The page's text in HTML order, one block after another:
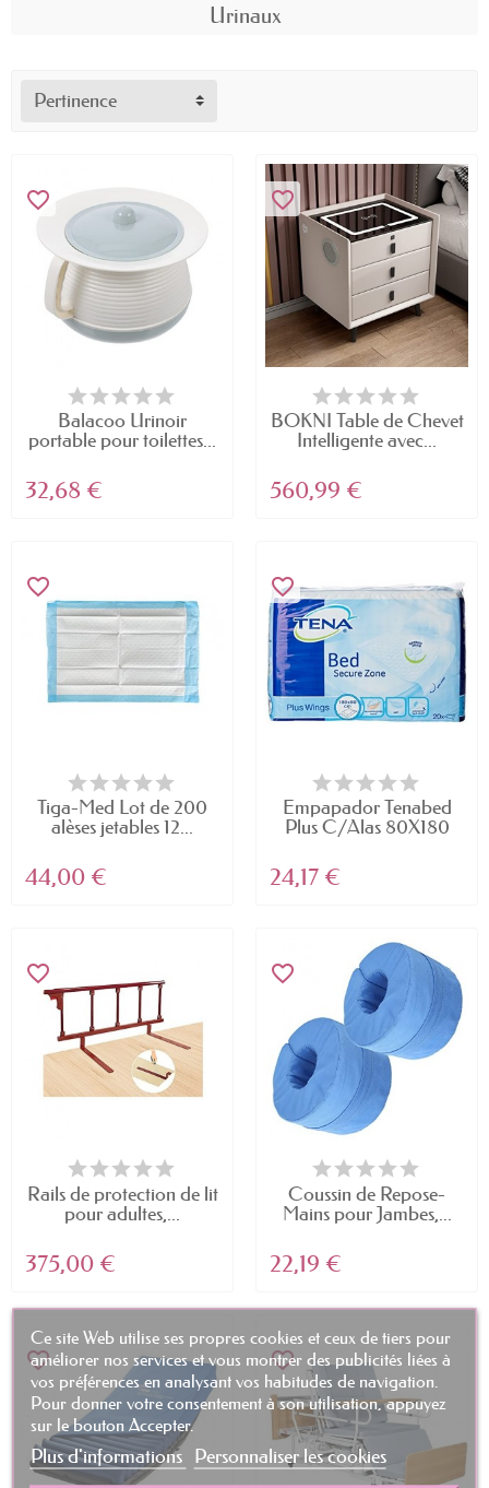
Urinaux
Pertinence
favorite_border
Balacoo Urinoir
portable pour toilettes...
32,68 €
favorite_border
BOKNI Table de Chevet
Intelligente avec...
560,99 €
favorite_border
Tiga-Med Lot de 200
alèses jetables 12...
44,00 €
favorite_border
Empapador Tenabed
Plus C/Alas 80X180
24,17 €
favorite_border
Rails de protection de lit
pour adultes,...
375,00 €
favorite_border
Coussin de Repose-
Mains pour Jambes,...
22,19 €
favorite_border favorite_border
Ce site Web utilise ses propres cookies et ceux de tiers pour
améliorer nos services et vous montrer des publicités liées à
vos préférences en analysant vos habitudes de navigation.
Pour donner votre consentement à son utilisation, appuyez
sur le bouton Accepter.
Plus d'informations Personnaliser les cookies